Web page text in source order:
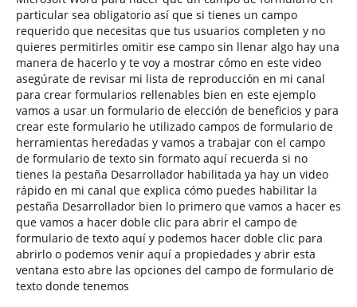
particular sea obligatorio así que si tienes un campo
requerido que necesitas que tus usuarios completen y no
quieres permitirles omitir ese campo sin llenar algo hay una
manera de hacerlo y te voy a mostrar cómo en este video
asegúrate de revisar mi lista de reproducción en mi canal
para crear formularios rellenables bien en este ejemplo
vamos a usar un formulario de elección de beneficios y para
crear este formulario he utilizado campos de formulario de
herramientas heredadas y vamos a trabajar con el campo
de formulario de texto sin formato aquí recuerda si no
tienes la pestaña Desarrollador habilitada ya hay un video
rápido en mi canal que explica cómo puedes habilitar la
pestaña Desarrollador bien lo primero que vamos a hacer es
que vamos a hacer doble clic para abrir el campo de
formulario de texto aquí y podemos hacer doble clic para
abrirlo o podemos venir aquí a propiedades y abrir esta
ventana esto abre las opciones del campo de formulario de
texto donde tenemos